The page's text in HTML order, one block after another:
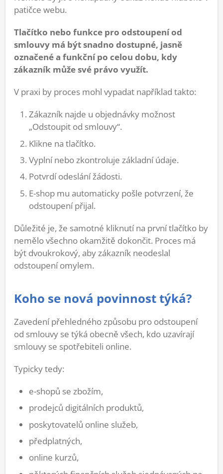
patičce webu.
Tlačítko nebo funkce pro odstoupení od
smlouvy má být snadno dostupné, jasně
označené a funkční po celou dobu, kdy
zákazník může své právo využít.
V praxi by proces mohl vypadat například takto:
Zákazník najde u objednávky možnost
„Odstoupit od smlouvy“.
Klikne na tlačítko.
Vyplní nebo zkontroluje základní údaje.
Potvrdí odeslání žádosti.
E-shop mu automaticky pošle potvrzení, že
odstoupení přijal.
Důležité je, že samotné kliknutí na první tlačítko by
nemělo všechno okamžitě dokončit. Proces má
být dvoukrokový, aby zákazník neodeslal
odstoupení omylem.
Koho se nová povinnost týká?
Zavedení přehledného způsobu pro odstoupení
od smlouvy se týká obecně všech, kdo uzavírají
smlouvy se spotřebiteli online.
Typicky tedy:
e-shopů se zbožím,
prodejců digitálních produktů,
poskytovatelů online služeb,
předplatných,
online kurzů,